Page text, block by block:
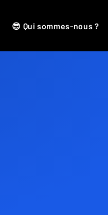
😎 Qui sommes-nous ?